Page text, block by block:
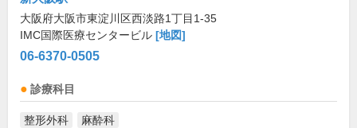
大阪府大阪市東淀川区西淡路1丁目1-35
IMC国際医療センタービル [地図]
06-6370-0505
診療科目
整形外科 麻酔科